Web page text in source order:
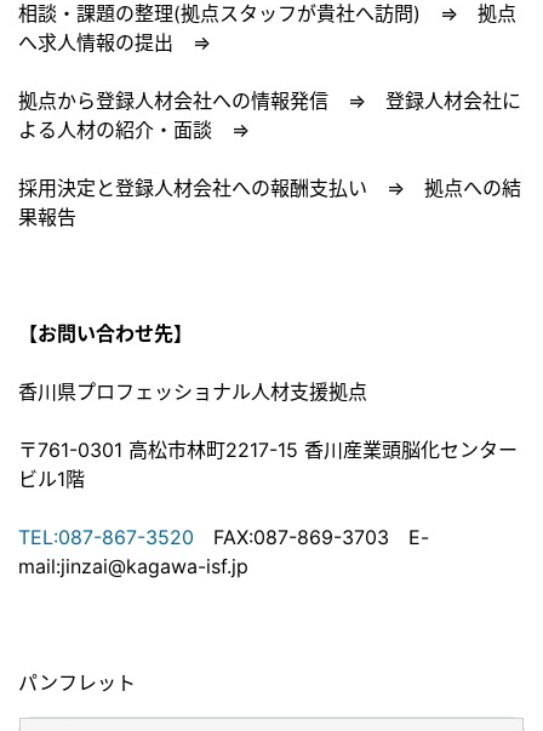
相談・課題の整理(拠点スタッフが貴社へ訪問) ⇒ 拠点
へ求人情報の提出 ⇒
拠点から登録人材会社への情報発信 ⇒ 登録人材会社に
よる人材の紹介・面談 ⇒
採用決定と登録人材会社への報酬支払い ⇒ 拠点への結
果報告
【お問い合わせ先】
香川県プロフェッショナル人材支援拠点
〒761-0301 高松市林町2217-15 香川産業頭脳化センター
ビル1階
TEL:087-867-3520 FAX:087-869-3703 E-
mail:jinzai@kagawa-isf.jp
パンフレット